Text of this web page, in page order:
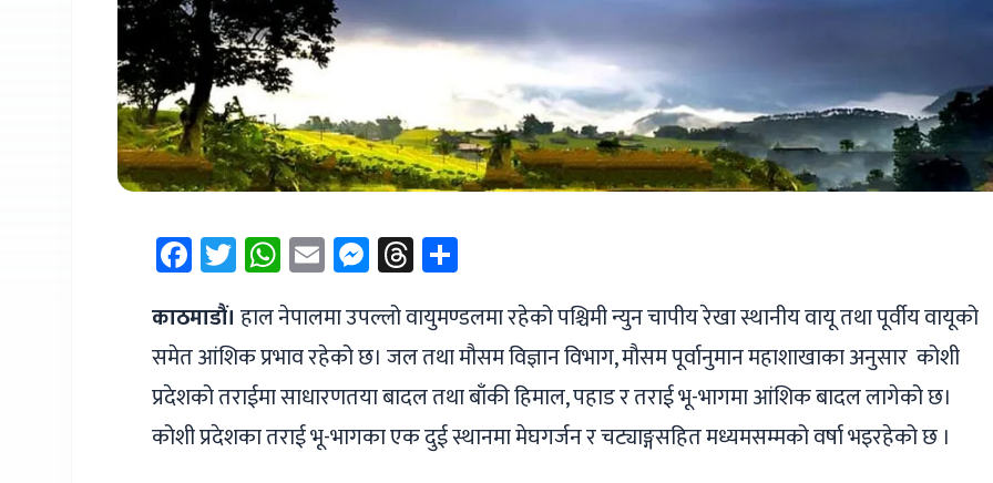
Facebook
Twitter
WhatsApp
EmailMessenger
Threads
काठमाडौं। हाल नेपालमा उपल्लो वायुमण्डलमा रहेको पश्चिमी न्युन चापीय रेखा स्थानीय वायू तथा पूर्वीय वायूको
समेत आंशिक प्रभाव रहेको छ। जल तथा मौसम विज्ञान विभाग, मौसम पूर्वानुमान महाशाखाका अनुसार कोशी
प्रदेशको तराईमा साधारणतया बादल तथा बाँकी हिमाल, पहाड र तराई भू-भागमा आंशिक बादल लागेको छ।
कोशी प्रदेशका तराई भू-भागका एक दुई स्थानमा मेघगर्जन र चट्याङ्गसहित मध्यमसम्मको वर्षा भइरहेको छ ।